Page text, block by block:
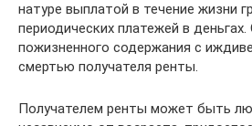
натуре выплатой в течение жизни
периодических платежей в
пожизненного содержания с
смертью получателя ренты.
Получателем ренты может быть